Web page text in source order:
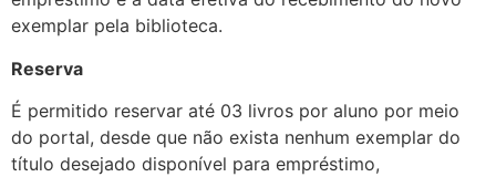
exemplar pela biblioteca.
Reserva
É permitido reservar até 03 livros por aluno por meio
do portal, desde que não exista nenhum exemplar do
título desejado disponível para empréstimo,